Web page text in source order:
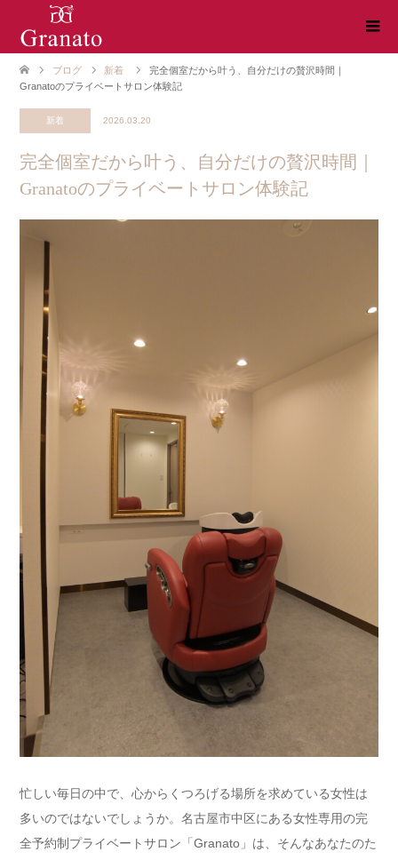
ブログ 新着
完全個室だから叶う、自分だけの贅沢時間｜
Granatoのプライベートサロン体験記
新着 2026.03.20
完全個室だから叶う、自分だけの贅沢時間｜
Granatoのプライベートサロン体験記
忙しい毎日の中で、心からくつろげる場所を求めている女性は
多いのではないでしょうか。名古屋市中区にある女性専用の完
全予約制プライベートサロン「Granato」は、そんなあなたのた